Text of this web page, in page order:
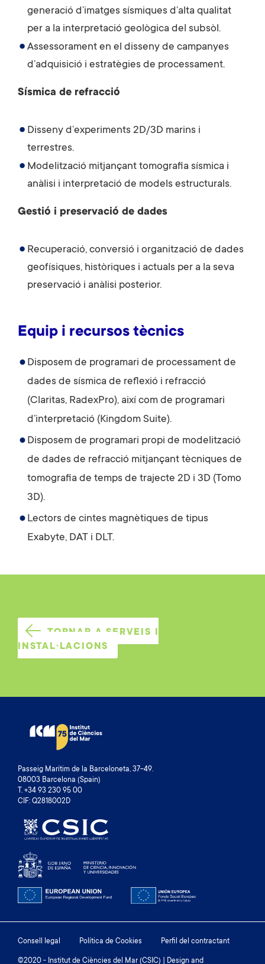
generació d’imatges sísmiques d’alta qualitat
per a la interpretació geològica del subsòl.
Assessorament en el disseny de campanyes
d’adquisició i estratègies de processament.
Sísmica de refracció
Disseny d’experiments 2D/3D marins i
terrestres.
Modelització mitjançant tomografia sísmica i
anàlisi i interpretació de models estructurals.
Gestió i preservació de dades
Recuperació, conversió i organització de dades
geofísiques, històriques i actuals per a la seva
preservació i anàlisi posterior.
Equip i recursos tècnics
Disposem de programari de processament de
dades de sísmica de reflexió i refracció
(Claritas, RadexPro), així com de programari
d’interpretació (Kingdom Suite).
Disposem de programari propi de modelització
de dades de refracció mitjançant tècniques de
tomografia de temps de trajecte 2D i 3D (Tomo
3D).
Lectors de cintes magnètiques de tipus
Exabyte, DAT i DLT.
TORNAR A SERVEIS I
INSTAL·LACIONS
Passeig Marítim de la Barceloneta, 37-49.
08003 Barcelona (Spain)
T. +34 93 230 95 00
CIF: Q2818002D
Footer
Consell legal Política de Cookies Perfil del contractant
©2020 - Institut de Ciències del Mar (CSIC) | Design and